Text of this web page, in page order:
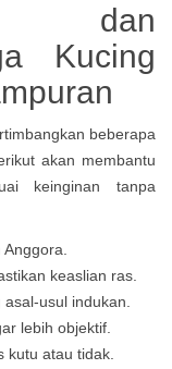
dan
Kucing
beberapa
akan membantu
keinginan tanpa
keaslian ras.
usul indukan.
lebih objektif.
kutu atau tidak.